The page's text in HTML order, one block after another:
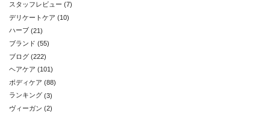
スタッフレビュー (7)
デリケートケア (10)
ハーブ (21)
ブランド (55)
ブログ (222)
ヘアケア (101)
ボディケア (88)
ランキング (3)
ヴィーガン (2)